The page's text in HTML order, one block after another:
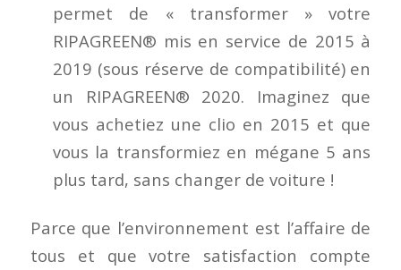
permet de « transformer » votre
RIPAGREEN® mis en service de 2015 à
2019 (sous réserve de compatibilité) en
un RIPAGREEN® 2020. Imaginez que
vous achetiez une clio en 2015 et que
vous la transformiez en mégane 5 ans
plus tard, sans changer de voiture !
Parce que l’environnement est l’affaire de
tous et que votre satisfaction compte